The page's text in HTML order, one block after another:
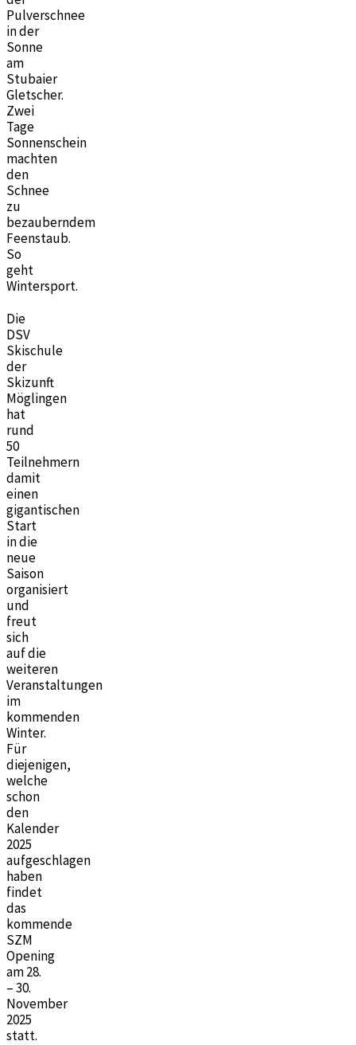
Pulverschnee
in der
Sonne
am
Stubaier
Gletscher.
Zwei
Tage
Sonnenschein
machten
den
Schnee
zu
bezauberndem
Feenstaub.
So
geht
Wintersport.
Die
DSV
Skischule
der
Skizunft
Möglingen
hat
rund
50
Teilnehmern
damit
einen
gigantischen
Start
in die
neue
Saison
organisiert
und
freut
sich
auf die
weiteren
Veranstaltungen
im
kommenden
Winter.
Für
diejenigen,
welche
schon
den
Kalender
2025
aufgeschlagen
haben
findet
das
kommende
SZM
Opening
am 28.
– 30.
November
2025
statt.